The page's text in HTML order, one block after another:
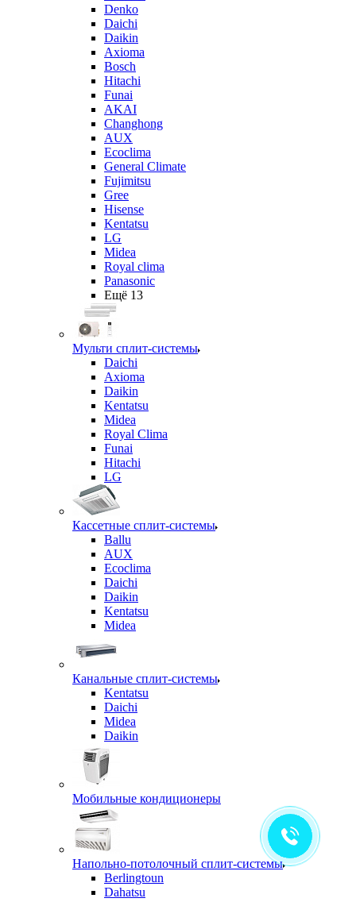
Denko
Daichi
Daikin
Axioma
Bosch
Hitachi
Funai
AKAI
Changhong
AUX
Ecoclima
General Climate
Fujimitsu
Gree
Hisense
Kentatsu
LG
Midea
Royal clima
Panasonic
Ещё 13
Мульти сплит-системы
Daichi
Axioma
Daikin
Kentatsu
Midea
Royal Clima
Funai
Hitachi
LG
Кассетные сплит-системы
Ballu
AUX
Ecoclima
Daichi
Daikin
Kentatsu
Midea
Канальные сплит-системы
Kentatsu
Daichi
Midea
Daikin
Мобильные кондиционеры
Напольно-потолочный сплит-системы
Berlingtoun
Dahatsu